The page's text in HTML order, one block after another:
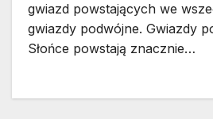
gwiazd powstających we
gwiazdy podwójne. Gwiazdy
Słońce powstają znacznie…